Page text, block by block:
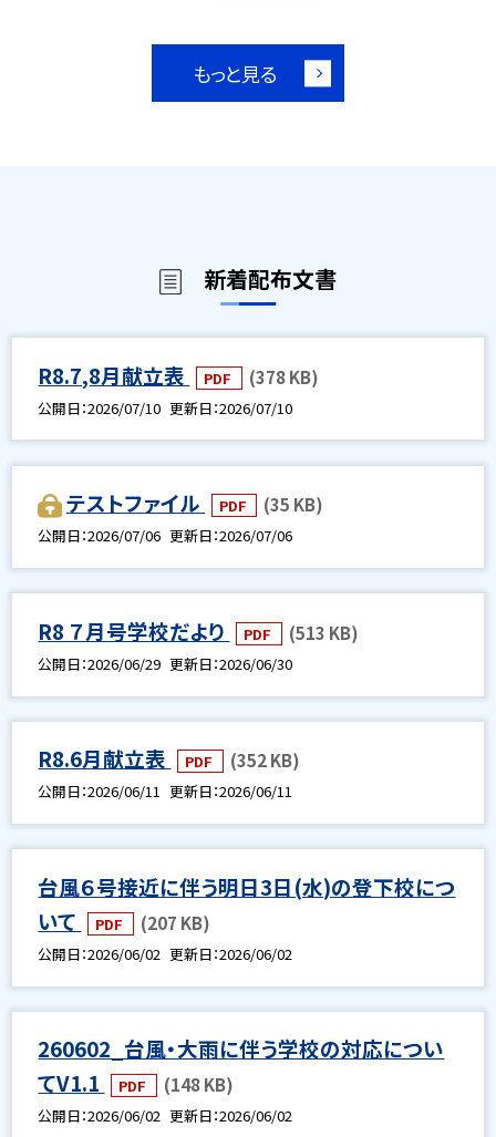
もっと見る
新着配布文書
R8.7,8月献立表 PDF (378 KB)
公開日 2026/07/10 更新日 2026/07/10
テストファイル PDF (35 KB)
公開日 2026/07/06 更新日 2026/07/06
R8 ７月号学校だより PDF (513 KB)
公開日 2026/06/29 更新日 2026/06/30
R8.6月献立表 PDF (352 KB)
公開日 2026/06/11 更新日 2026/06/11
台風６号接近に伴う明日3日(水)の登下校につ
いて
PDF (207 KB)
公開日 2026/06/02 更新日 2026/06/02
260602_台風・大雨に伴う学校の対応につい
てV1.1
PDF (148 KB)
公開日 2026/06/02 更新日 2026/06/02